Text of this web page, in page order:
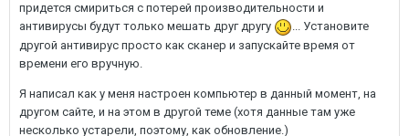
придется смириться с потерей производительности и
антивирусы будут только мешать друг другу
... Установите
другой антивирус просто как сканер и запускайте время от
времени его вручную.
Я написал как у меня настроен компьютер в данный момент, на
другом сайте, и на этом в другой теме (хотя данные там уже
несколько устарели, поэтому, как обновление.)